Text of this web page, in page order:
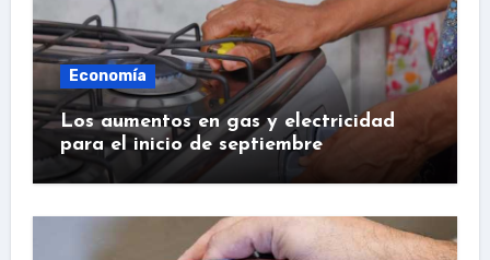
Economía
Los aumentos en gas y electricidad
para el inicio de septiembre